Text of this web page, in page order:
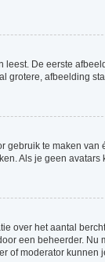
De eerste
grotere, afbeelding
gebruik te maken
Als je geen
over het aantal
een beheerder.
of moderator kunnen